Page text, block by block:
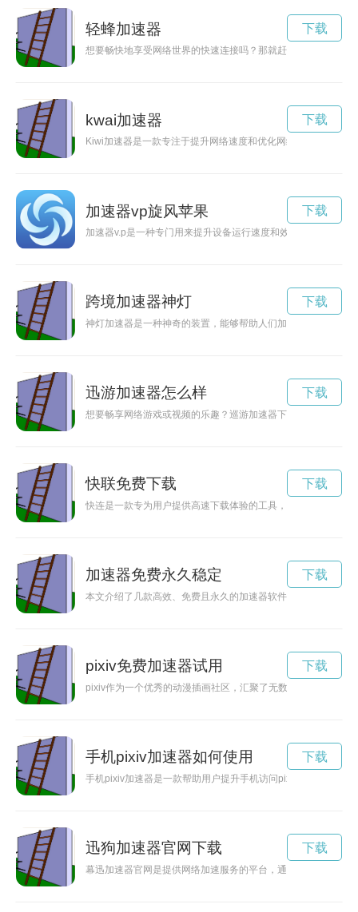
轻蜂加速器
想要畅快地享受网络世界的快速连接吗？那就赶快访问风驰加
下载
kwai加速器
Kiwi加速器是一款专注于提升网络速度和优化网络体验的工具
下载
加速器vp旋风苹果
加速器v.p是一种专门用来提升设备运行速度和效率的软件工具
下载
跨境加速器神灯
神灯加速器是一种神奇的装置，能够帮助人们加速梦想的实现
下载
迅游加速器怎么样
想要畅享网络游戏或视频的乐趣？巡游加速器下载助您解决网
下载
快联免费下载
快连是一款专为用户提供高速下载体验的工具，可以帮助用户
下载
加速器免费永久稳定
本文介绍了几款高效、免费且永久的加速器软件，让你畅快地
下载
pixiv免费加速器试用
pixiv作为一个优秀的动漫插画社区，汇聚了无数优秀画师的作
下载
手机pixiv加速器如何使用
手机pixiv加速器是一款帮助用户提升手机访问pixiv网站速度的
下载
迅狗加速器官网下载
幕迅加速器官网是提供网络加速服务的平台，通过使用该加速
下载